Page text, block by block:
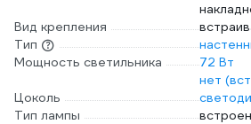
Вид крепления
Тип
Мощность светильника
72 Вт
Цоколь
нет
Тип лампы